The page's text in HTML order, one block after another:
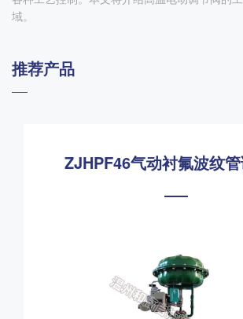
域。
推荐产品
ZJHPF46气动衬氟波纹